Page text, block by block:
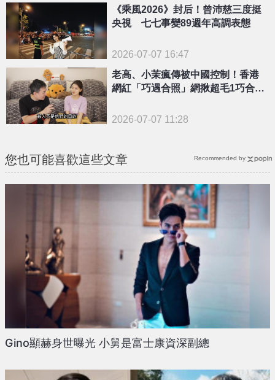
《乘風2026》封后！曾沛慈三度挺
央視 七七事變89週年高調表態
2026-07-07 16:47
老高、小茉瘋傳被中國控制！香港
網紅「巧遇合照」網揪超毛1巧合：
2026-07-07 11:28
您也可能喜歡這些文章
Gino顯赫身世曝光 小舅是富士康資深副總
Recommended by